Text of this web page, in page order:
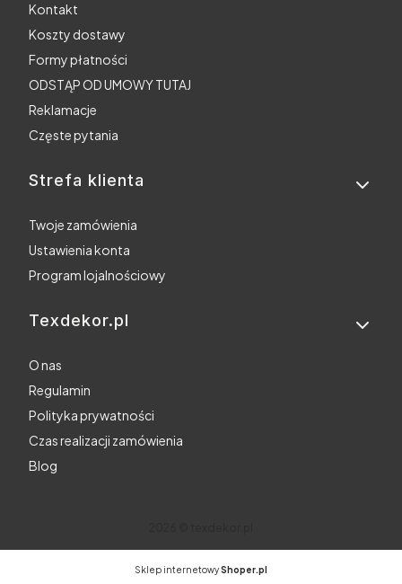
Kontakt
Koszty dostawy
Formy płatności
ODSTĄP OD UMOWY TUTAJ
Reklamacje
Częste pytania
Strefa klienta
Twoje zamówienia
Ustawienia konta
Program lojalnościowy
Texdekor.pl
O nas
Regulamin
Polityka prywatności
Czas realizacji zamówienia
Blog
Sklep internetowyShoper.pl